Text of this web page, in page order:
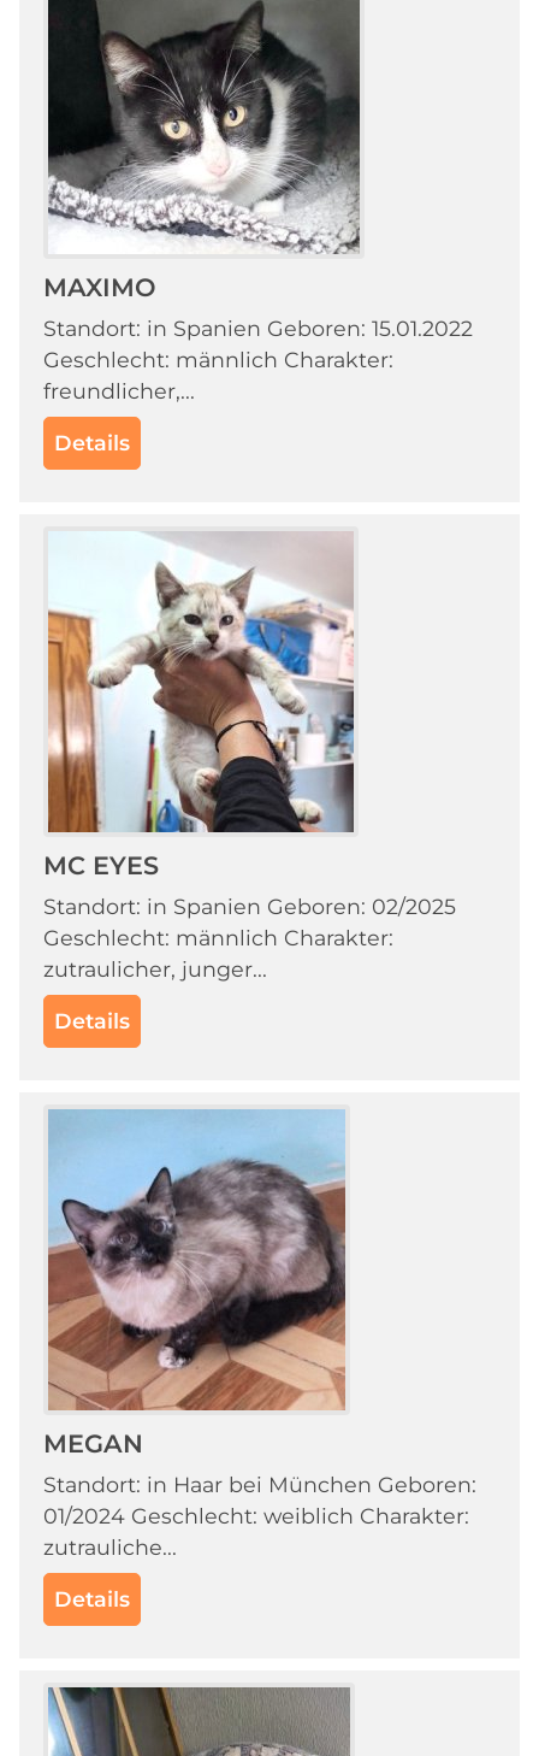
MAXIMO
Standort: in Spanien Geboren: 15.01.2022
Geschlecht: männlich Charakter:
freundlicher,...
Details
MC EYES
Standort: in Spanien Geboren: 02/2025
Geschlecht: männlich Charakter:
zutraulicher, junger...
Details
MEGAN
Standort: in Haar bei München Geboren:
01/2024 Geschlecht: weiblich Charakter:
zutrauliche...
Details